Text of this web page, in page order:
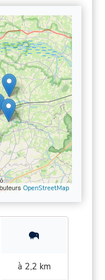
OpenStreetMap
à 2,2 km